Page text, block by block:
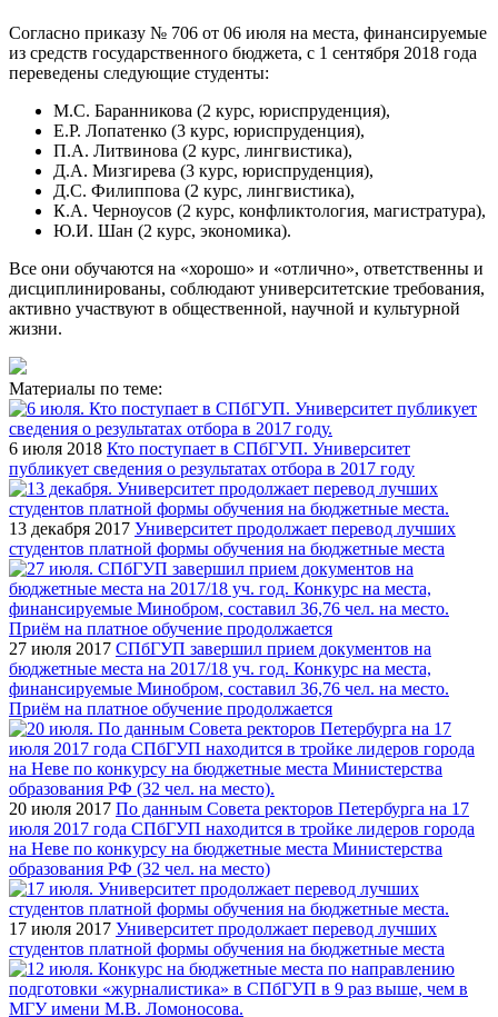
Согласно приказу № 706 от 06 июля на места, финансируемые
из средств государственного бюджета, с 1 сентября 2018 года
переведены следующие студенты:
М.С. Баранникова (2 курс, юриспруденция),
Е.Р. Лопатенко (3 курс, юриспруденция),
П.А. Литвинова (2 курс, лингвистика),
Д.А. Мизгирева (3 курс, юриспруденция),
Д.С. Филиппова (2 курс, лингвистика),
К.А. Черноусов (2 курс, конфликтология, магистратура),
Ю.И. Шан (2 курс, экономика).
Все они обучаются на «хорошо» и «отлично», ответственны и
дисциплинированы, соблюдают университетские требования,
активно участвуют в общественной, научной и культурной
жизни.
Материалы по теме:
6 июля 2018 Кто поступает в СПбГУП. Университет
публикует сведения о результатах отбора в 2017 году
13 декабря 2017 Университет продолжает перевод лучших
студентов платной формы обучения на бюджетные места
27 июля 2017 СПбГУП завершил прием документов на
бюджетные места на 2017/18 уч. год. Конкурс на места,
финансируемые Минобром, составил 36,76 чел. на место.
Приём на платное обучение продолжается
20 июля 2017 По данным Совета ректоров Петербурга на 17
июля 2017 года СПбГУП находится в тройке лидеров города
на Неве по конкурсу на бюджетные места Министерства
образования РФ (32 чел. на место)
17 июля 2017 Университет продолжает перевод лучших
студентов платной формы обучения на бюджетные места